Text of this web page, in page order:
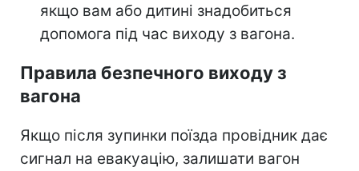
якщо вам або дитині знадобиться
допомога під час виходу з вагона.
Правила безпечного виходу з
вагона
Якщо після зупинки поїзда провідник дає
сигнал на евакуацію, залишати вагон